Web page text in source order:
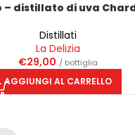
– distillato di uva
Distillati
La Delizia
€29,00 / bottiglia
AGGIUNGI AL CARRELLO